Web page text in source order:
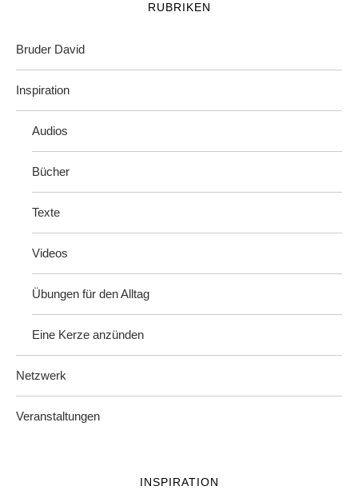
RUBRIKEN
Bruder David
Inspiration
Audios
Bücher
Texte
Videos
Übungen für den Alltag
Eine Kerze anzünden
Netzwerk
Veranstaltungen
INSPIRATION